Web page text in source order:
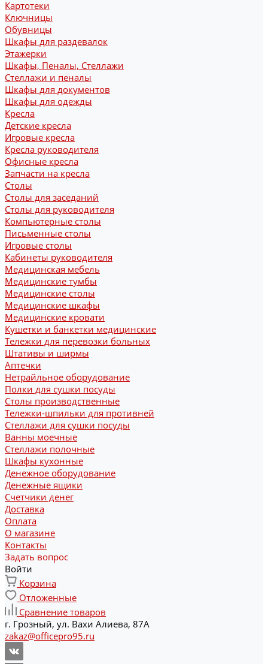
Картотеки
Ключницы
Обувницы
Шкафы для раздевалок
Этажерки
Шкафы, Пеналы, Стеллажи
Стеллажи и пеналы
Шкафы для документов
Шкафы для одежды
Кресла
Детские кресла
Игровые кресла
Кресла руководителя
Офисные кресла
Запчасти на кресла
Столы
Столы для заседаний
Столы для руководителя
Компьютерные столы
Письменные столы
Игровые столы
Кабинеты руководителя
Медицинская мебель
Медицинские тумбы
Медицинские столы
Медицинские шкафы
Медицинские кровати
Кушетки и банкетки медицинские
Тележки для перевозки больных
Штативы и ширмы
Аптечки
Нетрайльное оборудование
Полки для сушки посуды
Столы производственные
Тележки-шпильки для противней
Стеллажи для сушки посуды
Ванны моечные
Стеллажи полочные
Шкафы кухонные
Денежное оборудование
Денежные ящики
Счетчики денег
Доставка
Оплата
О магазине
Контакты
Задать вопрос
Войти
Корзина
Отложенные
Сравнение товаров
г. Грозный, ул. Вахи Алиева, 87А
zakaz@officepro95.ru